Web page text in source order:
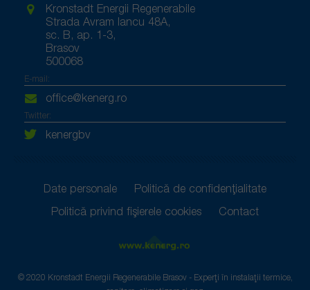
Kronstadt Energii Regenerabile
Strada Avram Iancu 48A,
sc. B, ap. 1-3,
Brasov
500068
E-mail:
office@kenerg.ro
Twitter:
kenergbv
Date personale
Politică de confidențialitate
Politică privind fișierele cookies
Contact
© 2020 Kronstadt Energii Regenerabile Brasov - Experți în instalații termice,